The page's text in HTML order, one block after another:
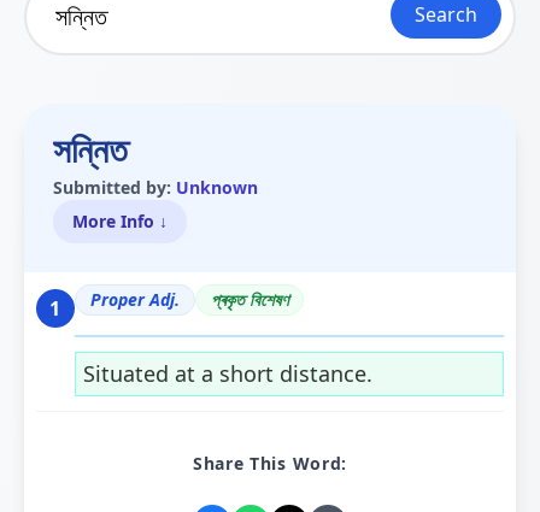
Search
সন্নিত
Submitted by: Unknown
More Info ↓
1 Proper Adj. প্ৰকৃত বিশেষণ
Situated at a short distance.
Share This Word: